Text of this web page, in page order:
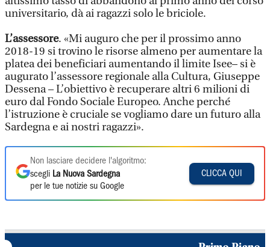
universitario, dà ai ragazzi solo le briciole.
L’assessore. «Mi auguro che per il prossimo anno
2018-19 si trovino le risorse almeno per aumentare la
platea dei beneficiari aumentando il limite Isee– si è
augurato l’assessore regionale alla Cultura, Giuseppe
Dessena – L’obiettivo è recuperare altri 6 milioni di
euro dal Fondo Sociale Europeo. Anche perché
l’istruzione è cruciale se vogliamo dare un futuro alla
Sardegna e ai nostri ragazzi».
Non lasciare decidere l'algoritmo:
scegli La Nuova Sardegna
per le tue notizie su Google
CLICCA QUI